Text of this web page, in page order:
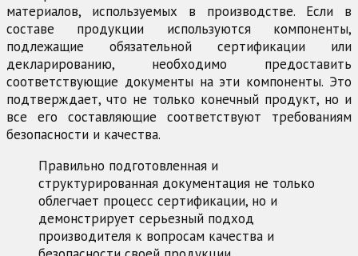
материалов, используемых в производстве. Если в
составе продукции используются компоненты,
подлежащие обязательной сертификации или
декларированию, необходимо предоставить
соответствующие документы на эти компоненты. Это
подтверждает, что не только конечный продукт, но и
все его составляющие соответствуют требованиям
безопасности и качества.
Правильно подготовленная и
структурированная документация не только
облегчает процесс сертификации, но и
демонстрирует серьезный подход
производителя к вопросам качества и